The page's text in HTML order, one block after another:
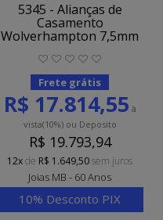
5345 - Alianças de
Casamento
Wolverhampton 7,5mm
Frete grátis
R$ 17.814,55 à
vista(10%)ou Deposito
R$ 19.793,94
12xde R$ 1.649,50sem juros
Joias MB - 60 Anos
10% Desconto PIX